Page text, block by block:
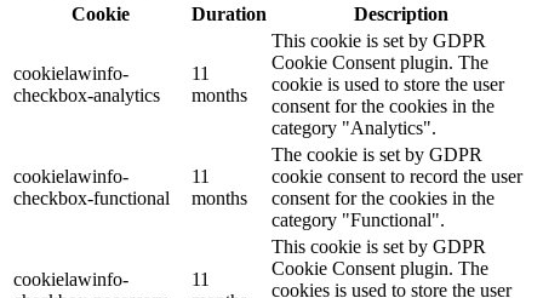
Cookie
Duration Description
cookielawinfo-
checkbox-analytics
11
months
This cookie is set by GDPR
Cookie Consent plugin. The
cookie is used to store the user
consent for the cookies in the
category "Analytics".
cookielawinfo-
checkbox-functional
11
months
The cookie is set by GDPR
cookie consent to record the user
consent for the cookies in the
category "Functional".
cookielawinfo-
11
This cookie is set by GDPR
Cookie Consent plugin. The
cookies is used to store the user